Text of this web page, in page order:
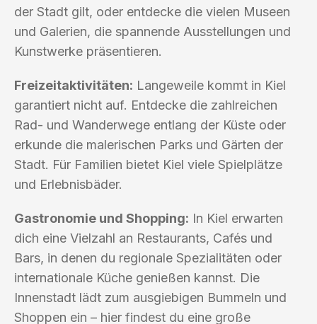
der Stadt gilt, oder entdecke die vielen Museen
und Galerien, die spannende Ausstellungen und
Kunstwerke präsentieren.
Freizeitaktivitäten: Langeweile kommt in Kiel
garantiert nicht auf. Entdecke die zahlreichen
Rad- und Wanderwege entlang der Küste oder
erkunde die malerischen Parks und Gärten der
Stadt. Für Familien bietet Kiel viele Spielplätze
und Erlebnisbäder.
Gastronomie und Shopping: In Kiel erwarten
dich eine Vielzahl an Restaurants, Cafés und
Bars, in denen du regionale Spezialitäten oder
internationale Küche genießen kannst. Die
Innenstadt lädt zum ausgiebigen Bummeln und
Shoppen ein – hier findest du eine große